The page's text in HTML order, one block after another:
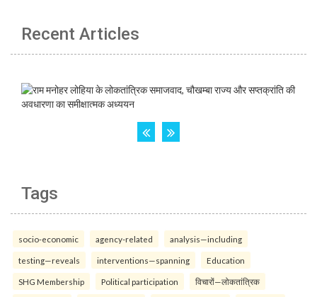
Recent Articles
Tags
socio-economic agency-related analysis—including
testing—reveals interventions—spanning Education
SHG Membership Political participation विचारों—लोकतांत्रिक